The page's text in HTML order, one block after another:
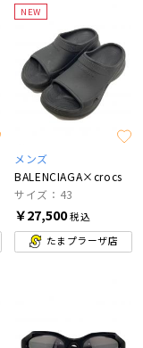
NEW
メンズ
BALENCIAGA×crocs
サイズ：43
￥27,500税込
たまプラーザ店